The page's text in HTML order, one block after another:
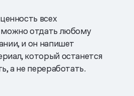
всех
отдать любому
и он напишет
который останется
а не переработать.